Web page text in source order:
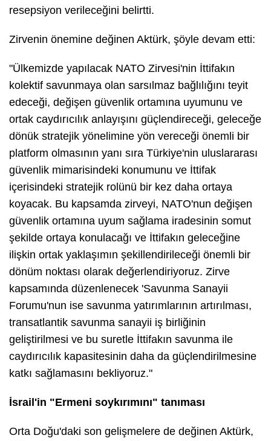
resepsiyon verileceğini belirtti.
Zirvenin önemine değinen Aktürk, şöyle devam etti:
"Ülkemizde yapılacak NATO Zirvesi'nin İttifakın
kolektif savunmaya olan sarsılmaz bağlılığını teyit
edeceği, değişen güvenlik ortamına uyumunu ve
ortak caydırıcılık anlayışını güçlendireceği, geleceğe
dönük stratejik yönelimine yön vereceği önemli bir
platform olmasının yanı sıra Türkiye'nin uluslararası
güvenlik mimarisindeki konumunu ve İttifak
içerisindeki stratejik rolünü bir kez daha ortaya
koyacak. Bu kapsamda zirveyi, NATO'nun değişen
güvenlik ortamına uyum sağlama iradesinin somut
şekilde ortaya konulacağı ve İttifakın geleceğine
ilişkin ortak yaklaşımın şekillendirileceği önemli bir
dönüm noktası olarak değerlendiriyoruz. Zirve
kapsamında düzenlenecek 'Savunma Sanayii
Forumu'nun ise savunma yatırımlarının artırılması,
transatlantik savunma sanayii iş birliğinin
geliştirilmesi ve bu suretle İttifakın savunma ile
caydırıcılık kapasitesinin daha da güçlendirilmesine
katkı sağlamasını bekliyoruz."
İsrail'in "Ermeni soykırımını" tanıması
Orta Doğu'daki son gelişmelere de değinen Aktürk,